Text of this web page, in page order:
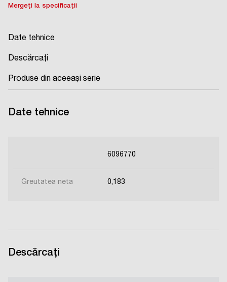
Mergeți la specificații
Date tehnice
Descărcați
Produse din aceeași serie
Date tehnice
6096770
Greutatea neta 0,183
Descărcați